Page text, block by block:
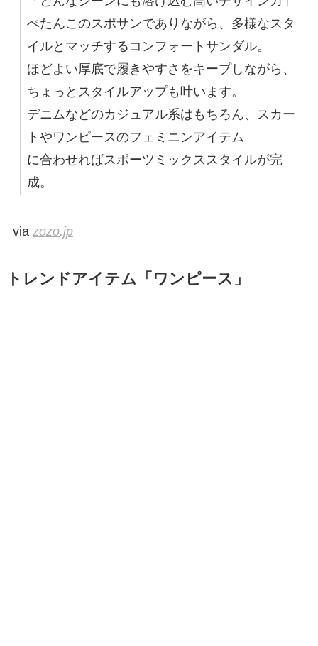
ぺたんこのスポサンでありながら、多様なスタ
イルとマッチするコンフォートサンダル。
ほどよい厚底で履きやすさをキープしながら、
ちょっとスタイルアップも叶います。
デニムなどのカジュアル系はもちろん、スカー
トやワンピースのフェミニンアイテム
に合わせればスポーツミックススタイルが完
成。
via zozo.jp
トレンドアイテム「ワンピース」